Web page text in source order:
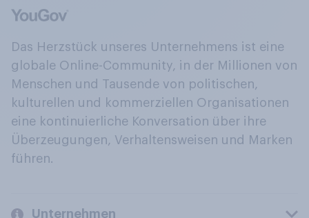
Das Herzstück unseres Unternehmens ist eine
globale Online-Community, in der Millionen von
Menschen und Tausende von politischen,
kulturellen und kommerziellen Organisationen
eine kontinuierliche Konversation über ihre
Überzeugungen, Verhaltensweisen und Marken
führen.
Unternehmen